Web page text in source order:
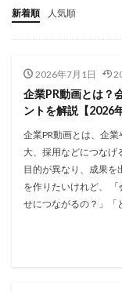
新着順 人気順
2026年7月1日
企業PR動画とは？
ントを解説【2026
企業PR動画とは、企
大、採用などにつなげ
目的が異なり、成果を
を作りたいけれど、
せにつながるの？」「